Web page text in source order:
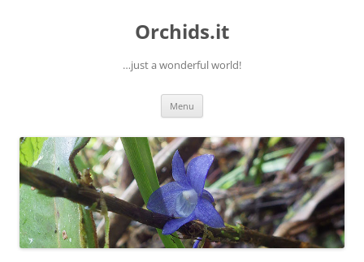
Orchids.it
…just a wonderful world!
Menu